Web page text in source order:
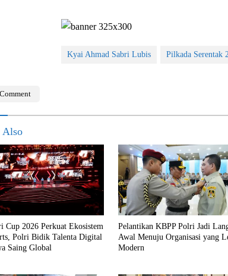
Kyai Ahmad Sabri Lubis Pilkada Serentak
Comment
Also
Cup 2026 Perkuat Ekosistem
Polri Bidik Talenta Digital
Saing Global
Pelantikan KBPP Polri Jadi
Awal Menuju Organisasi yang
Modern